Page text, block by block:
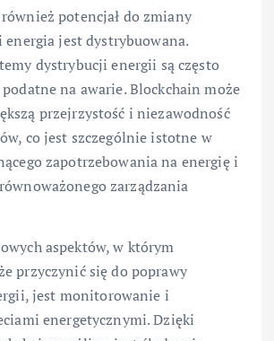
potencjał do zmiany
energia jest dystrybuowana.
dystrybucji energii są często
na awarie. Blockchain może
przejrzystość i niezawodność
co jest szczególnie istotne w
zapotrzebowania na energię i
zarządzania
aspektów, w którym
przyczynić się do poprawy
jest monitorowanie i
energetycznymi. Dzięki